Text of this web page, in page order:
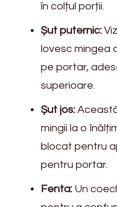
în colțul porții.
Șut puternic:
lovesc mingea
pe portar,
superioare.
Șut jos:
mingii la o
blocat pentru
pentru portar.
Fenta: Un